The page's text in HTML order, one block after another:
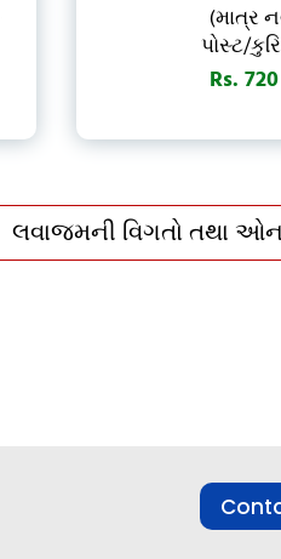
(માત્ર
પોસ્ટ/
Rs.
લવાજમની વિગતો તથા